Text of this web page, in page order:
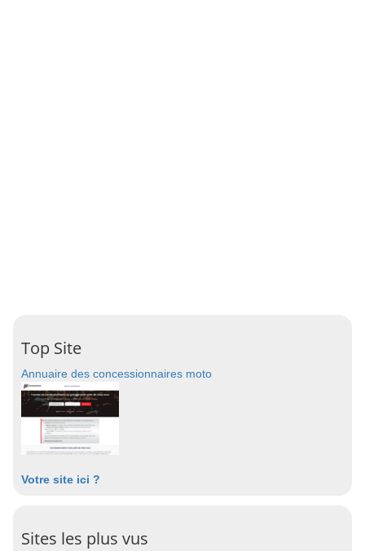
Top Site
Annuaire des concessionnaires moto
Votre site ici ?
Sites les plus vus